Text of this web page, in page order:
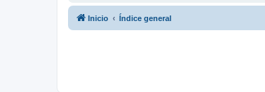
Inicio Índice general